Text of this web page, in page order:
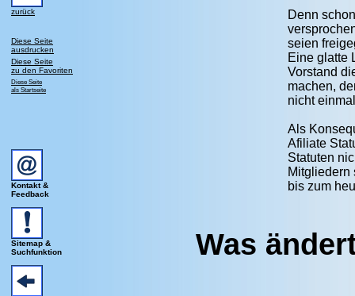
zurück
Diese Seite
ausdrucken
Diese Seite
zu den Favoriten
Diese Seite
als Startseite
Kontakt &
Feedback
Sitemap &
Suchfunktion
Denn
seien
Eine glatte
Vorstand
machen,
nicht
Als
Afiliate
Statuten
Mitgliedern
bis zum
Was